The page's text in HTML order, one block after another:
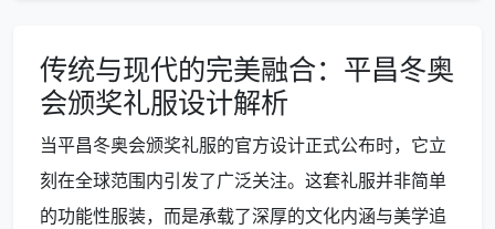
传统与现代的完美融合：平昌冬奥
会颁奖礼服设计解析
当平昌冬奥会颁奖礼服的官方设计正式公布时，它立
刻在全球范围内引发了广泛关注。这套礼服并非简单
的功能性服装，而是承载了深厚的文化内涵与美学追